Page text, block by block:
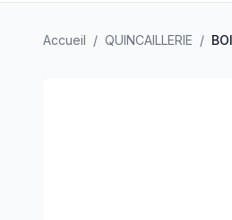
Accueil / QUINCAILLERIE /